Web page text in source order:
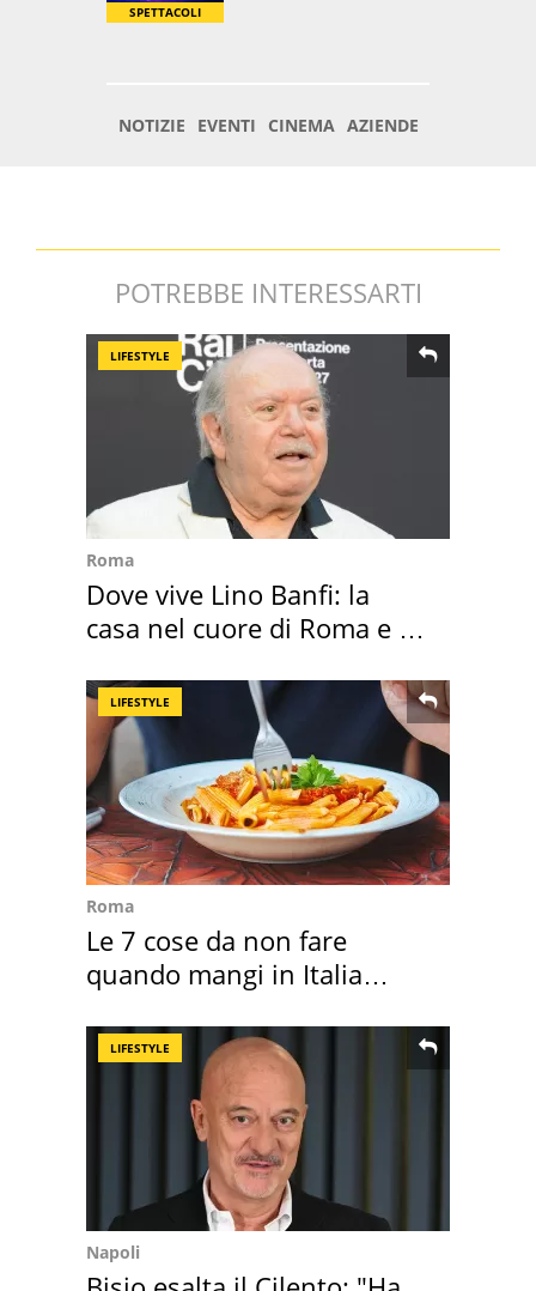
POTREBBE INTERESSARTI
LIFESTYLE
Roma
Dove vive Lino Banfi: la
casa nel cuore di Roma e i
LIFESTYLE
Roma
Le 7 cose da non fare
quando mangi in Italia
LIFESTYLE
Napoli